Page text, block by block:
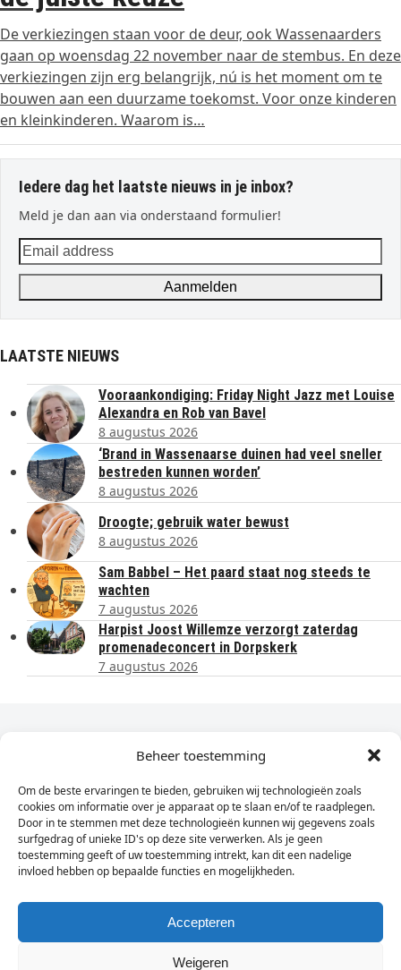
Beheer toestemming
Om de beste ervaringen te bieden, gebruiken wij technologieën zoals
cookies om informatie over je apparaat op te slaan en/of te raadplegen.
Door in te stemmen met deze technologieën kunnen wij gegevens zoals
surfgedrag of unieke ID's op deze site verwerken. Als je geen
toestemming geeft of uw toestemming intrekt, kan dit een nadelige
invloed hebben op bepaalde functies en mogelijkheden.
Accepteren
Weigeren
De verkiezingen staan voor de deur, ook Wassenaarders
gaan op woensdag 22 november naar de stembus. En deze
verkiezingen zijn erg belangrijk, nú is het moment om te
bouwen aan een duurzame toekomst. Voor onze kinderen
en kleinkinderen. Waarom is…
Iedere dag het laatste nieuws in je inbox?
Meld je dan aan via onderstaand formulier!
Email
address
Aanmelden
LAATSTE NIEUWS
Vooraankondiging: Friday Night Jazz met Louise
Alexandra en Rob van Bavel
8 augustus 2026
‘Brand in Wassenaarse duinen had veel sneller
bestreden kunnen worden’
8 augustus 2026
Droogte; gebruik water bewust
8 augustus 2026
Sam Babbel – Het paard staat nog steeds te
wachten
7 augustus 2026
Harpist Joost Willemze verzorgt zaterdag
promenadeconcert in Dorpskerk
7 augustus 2026
Dagelijks het laatste nieuws in je e-mail?
Vul
hier
je
e-
mailadres
in
Sign Up